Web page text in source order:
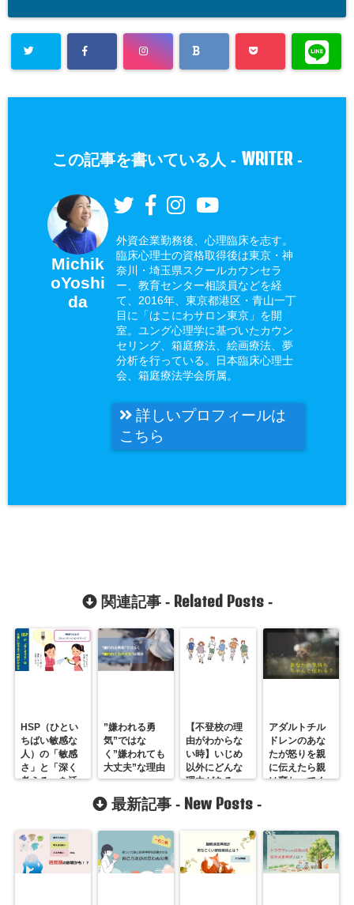
この記事を書いている人 - WRITER-
Michik
oYoshi
da
外資企業勤務後、心理臨床を志す。
臨床心理士の資格取得後は東京・神
奈川・埼玉県スクールカウンセラ
ー、教育センター相談員などを経
て、2016年、東京都港区・青山一丁
目に「はこにわサロン東京」を開
室。ユング心理学に基づいたカウン
セリング、箱庭療法、絵画療法、夢
分析を行っている。日本臨床心理士
会、箱庭療法学会所属。
詳しいプロフィールは
こちら
関連記事 - Related Posts-
HSP（ひとい
ちばい敏感な
人）の「敏感
さ」と「深く
考える」を活
”嫌われる勇
気”ではな
く”嫌われても
大丈夫”な理由
【不登校の理
由がわからな
い時】いじめ
以外にどんな
理由がある
の？
アダルトチル
ドレンのあな
たが怒りを親
に伝えたら親
は変わってく
最新記事 - New Posts -